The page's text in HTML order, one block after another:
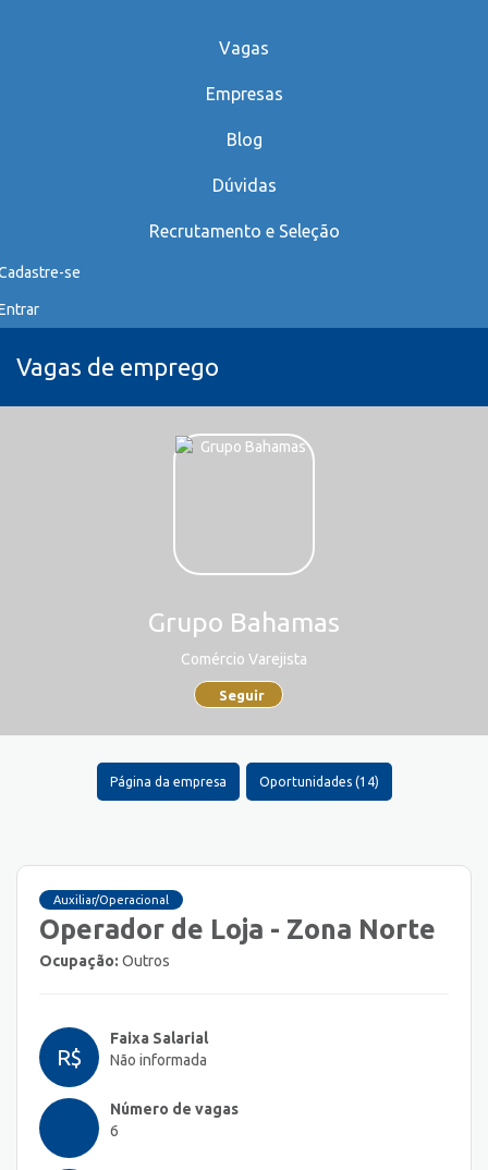
Vagas
Empresas
Blog
Dúvidas
Recrutamento e Seleção
se
Vagas de emprego
Grupo Bahamas
Comércio Varejista
Seguir
Página da empresa Oportunidades (14)
Auxiliar/Operacional
Operador de Loja - Zona Norte
Ocupação: Outros
R$
Faixa Salarial
Não informada
Número de vagas
6